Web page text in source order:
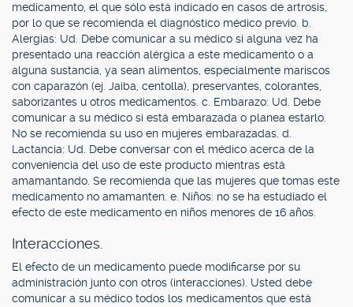
medicamento, el que sólo está indicado en casos de artrosis,
por lo que se recomienda el diagnóstico médico previo. b.
Alergias: Ud. Debe comunicar a su médico si alguna vez ha
presentado una reacción alérgica a este medicamento o a
alguna sustancia, ya sean alimentos, especialmente mariscos
con caparazón (ej. Jaiba, centolla), preservantes, colorantes,
saborizantes u otros medicamentos. c. Embarazo: Ud. Debe
comunicar a su médico si está embarazada o planea estarlo.
No se recomienda su uso en mujeres embarazadas. d.
Lactancia: Ud. Debe conversar con el médico acerca de la
conveniencia del uso de este producto mientras está
amamantando. Se recomienda que las mujeres que tomas este
medicamento no amamanten. e. Niños: no se ha estudiado el
efecto de este medicamento en niños menores de 16 años.
Interacciones.
El efecto de un medicamento puede modificarse por su
administración junto con otros (interacciones). Usted debe
comunicar a su médico todos los medicamentos que está